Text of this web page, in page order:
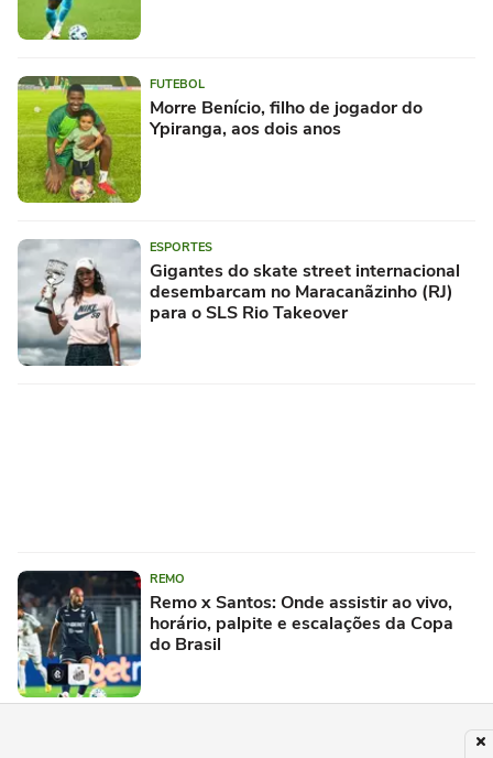
FUTEBOL
Morre Benício, filho de jogador do
Ypiranga, aos dois anos
ESPORTES
Gigantes do skate street internacional
desembarcam no Maracanãzinho (RJ)
para o SLS Rio Takeover
REMO
Remo x Santos: Onde assistir ao vivo,
horário, palpite e escalações da Copa
do Brasil